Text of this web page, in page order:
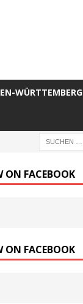
WÜRTTEMBERG
ON FACEBOOK
ON FACEBOOK